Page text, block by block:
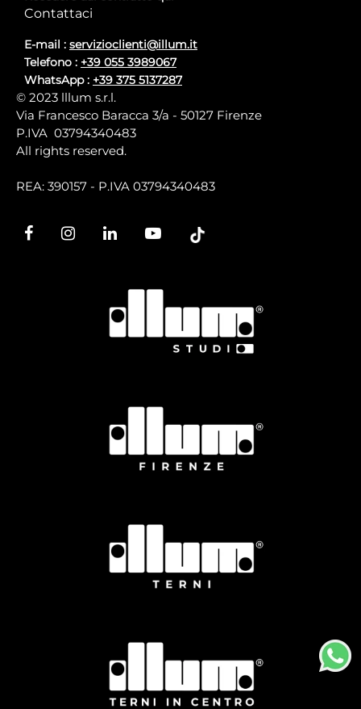
Contattaci
E-mail : servizioclienti@illum.it
Telefono : +39 055 3989067
WhatsApp : +39 375 5137287
© 2023 lllum s.r.l.
Via Francesco Baracca 3/a - 50127 Firenze
P.IVA 03794340483
All rights reserved.
REA: 390157 - P.IVA 03794340483